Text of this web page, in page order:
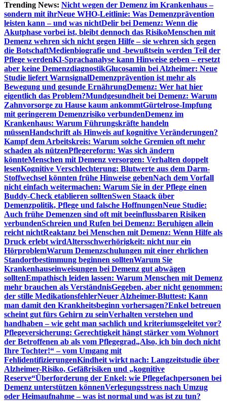
Trending News: Nicht wegen der Demenz im Krankenhaus –
sondern mit ihrNeue WHO-Leitlinie: Was Demenzprävention
leisten kann – und was nichtDelir bei Demenz: Wenn die
Akutphase vorbei ist, bleibt dennoch das RisikoMenschen mit
Demenz wehren sich nicht gegen Hilfe – sie wehren sich gegen
die BotschaftMedienbiografie und -bewußtsein werden Teil der
Pflege werdenKI-Sprachanalyse kann Hinweise geben – ersetzt
aber keine DemenzdiagnostikGlucosamin bei Alzheimer: Neue
Studie liefert WarnsignalDemenzprävention ist mehr als
Bewegung und gesunde ErnährungDemenz: Wer hat hier
eigentlich das Problem?Mundgesundheit bei Demenz: Warum
Zahnvorsorge zu Hause kaum ankommtGürtelrose-Impfung
mit geringerem Demenzrisiko verbundenDemenz im
Krankenhaus: Warum Führungskräfte handeln
müssenHandschrift als Hinweis auf kognitive Veränderungen?
Kampf dem Arbeitskreis: Warum solche Gremien oft mehr
schaden als nützenPflegereform: Was sich ändern
könnteMenschen mit Demenz versorgen: Verhalten doppelt
lesenKognitive Verschlechterung: Blutwerte aus dem Darm-
Stoffwechsel könnten frühe Hinweise gebenNach dem Vorfall
nicht einfach weitermachen: Warum Sie in der Pflege einen
Buddy-Check etablieren solltenSwen Staack über
Demenzpolitik, Pflege und falsche HoffnungenNeue Studie:
Auch frühe Demenzen sind oft mit beeinflussbaren Risiken
verbundenSchreien und Rufen bei Demenz: Beruhigen allein
reicht nichtReaktanz bei Menschen mit Demenz: Wenn Hilfe als
Druck erlebt wirdAltersschwerhörigkeit: nicht nur ein
HörproblemWarum Demenzschulungen mit einer ehrlichen
Standortbestimmung beginnen solltenWarum Sie
Krankenhauseinweisungen bei Demenz gut abwägen
solltenEmpathisch leiden lassen: Warum Menschen mit Demenz
mehr brauchen als VerständnisGegeben, aber nicht genommen:
der stille MedikationsfehlerNeuer Alzheimer-Bluttest: Kann
man damit den Krankheitsbeginn vorhersagen?Enkel betreuen
scheint gut fürs Gehirn zu seinVerhalten verstehen und
handhaben – wie geht man sachlich und kriteriumsgeleitet vor?
Pflegeversicherung: Gerechtigkeit hängt stärker vom Wohnort
der Betroffenen ab als vom Pflegegrad„Also, ich bin doch nicht
Ihre Tochter!“ – vom Umgang mit
FehlidentifizierungenKindheit wirkt nach: Langzeitstudie über
Alzheimer-Risiko, Gefäßrisiken und „kognitive
Reserve“Überforderung der Enkel: wie Pflegefachpersonen bei
Demenz unterstützen könnenVerlegungsstress nach Umzug
oder Heimaufnahme – was ist normal und was ist zu tun?